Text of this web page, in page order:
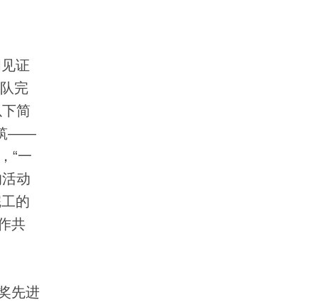
证
完
简
筑——
“一
动
的
共
先进